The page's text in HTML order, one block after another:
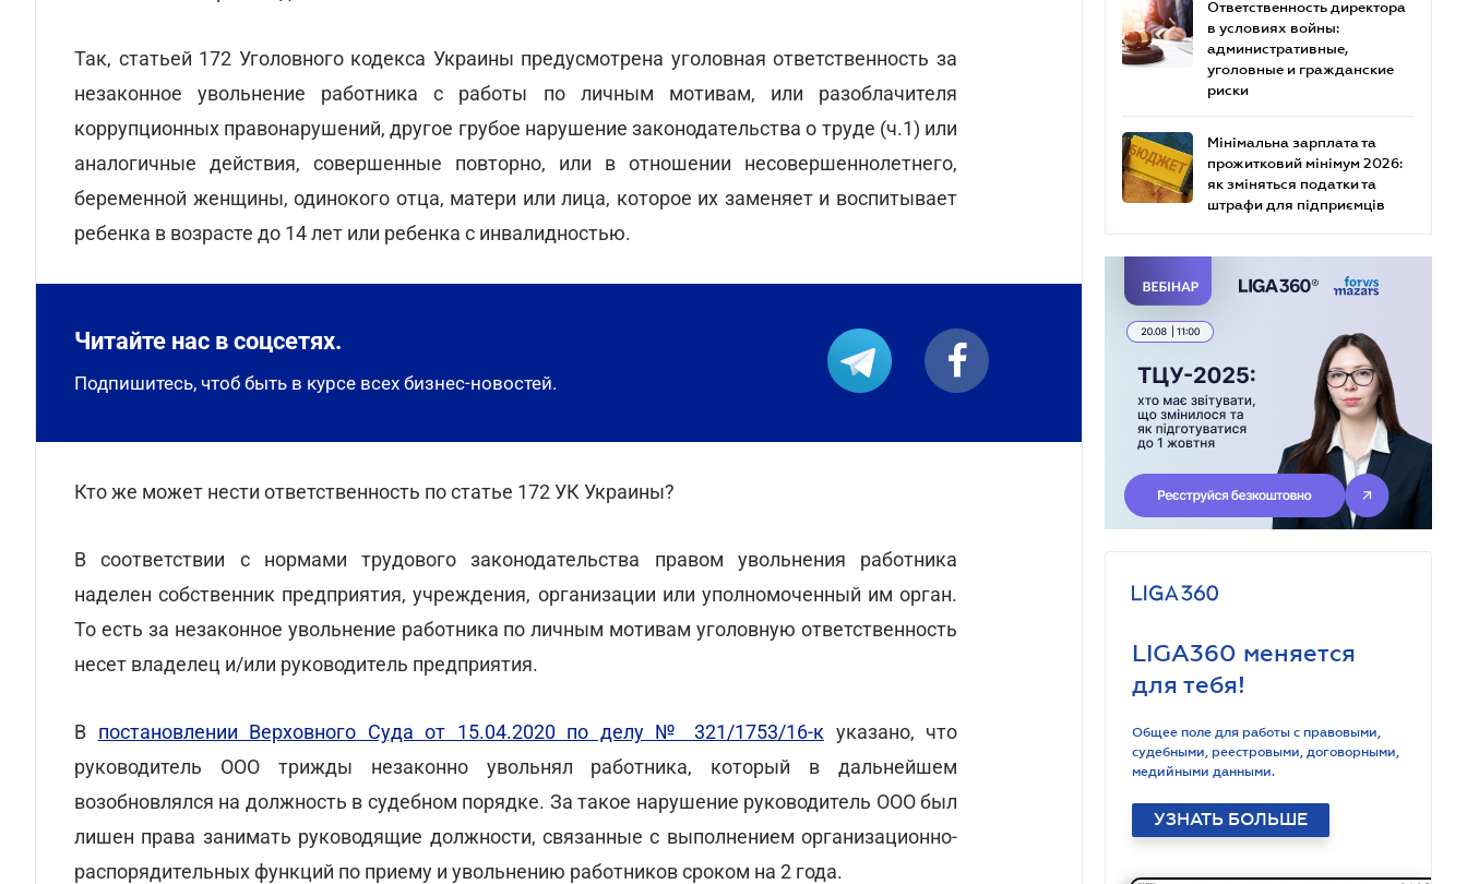
Так, статьей 172 Уголовного кодекса Украины предусмотрена уголовная ответственность за
незаконное увольнение работника с работы по личным мотивам, или разоблачителя
коррупционных правонарушений, другое грубое нарушение законодательства о труде (ч.1) или
аналогичные действия, совершенные повторно, или в отношении несовершеннолетнего,
беременной женщины, одинокого отца, матери или лица, которое их заменяет и воспитывает
ребенка в возрасте до 14 лет или ребенка с инвалидностью.
Читайте нас в соцсетях.
Подпишитесь, чтоб быть в курсе всех бизнес-новостей.
Кто же может нести ответственность по статье 172 УК Украины?
В соответствии с нормами трудового законодательства правом увольнения работника
наделен собственник предприятия, учреждения, организации или уполномоченный им орган.
То есть за незаконное увольнение работника по личным мотивам уголовную ответственность
несет владелец и/или руководитель предприятия.
В постановлении Верховного Суда от 15.04.2020 по делу № 321/1753/16-к указано, что
руководитель ООО трижды незаконно увольнял работника, который в дальнейшем
возобновлялся на должность в судебном порядке. За такое нарушение руководитель ООО был
лишен права занимать руководящие должности, связанные с выполнением организационно-
распорядительных функций по приему и увольнению работников сроком на 2 года.
Ответственность директора
в условиях войны:
административные,
уголовные и гражданские
риски
Мінімальна зарплата та
прожитковий мінімум 2026:
як зміняться податки та
штрафи для підприємців
LIGA360 меняется
для тебя!
Общее поле для работы с правовыми,
судебными, реестровыми, договорными,
медийными данными.
УЗНАТЬ БОЛЬШЕ